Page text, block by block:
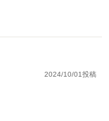
2024/10/01投稿